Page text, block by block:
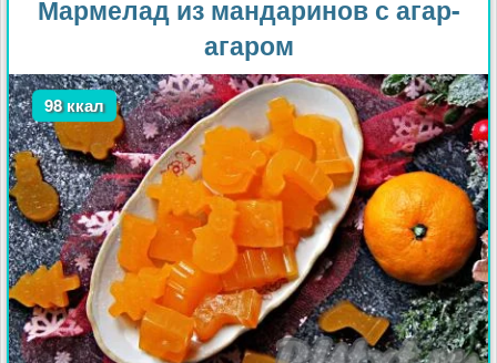
Мармелад из мандаринов с агар-
агаром
98 ккал